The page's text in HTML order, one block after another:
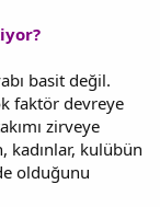
basit değil.
faktör devreye
zirveye
kadınlar, kulübün
olduğunu